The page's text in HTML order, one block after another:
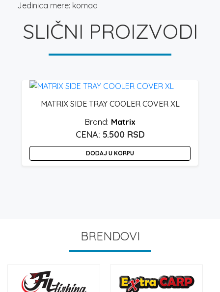
Jedinica mere: komad
SLIČNI PROIZVODI
MATRIX SIDE TRAY COOLER COVER XL
Matrix
5.500 RSD
DODAJ U KORPU
BRENDOVI